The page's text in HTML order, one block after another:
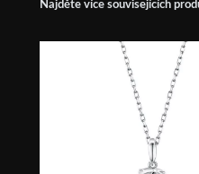
Najděte více souvisejících